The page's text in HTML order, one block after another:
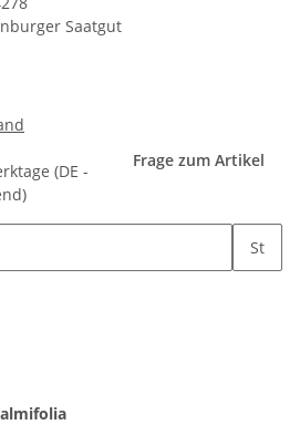
Saatgut
(DE -
Frage zum Artikel
St